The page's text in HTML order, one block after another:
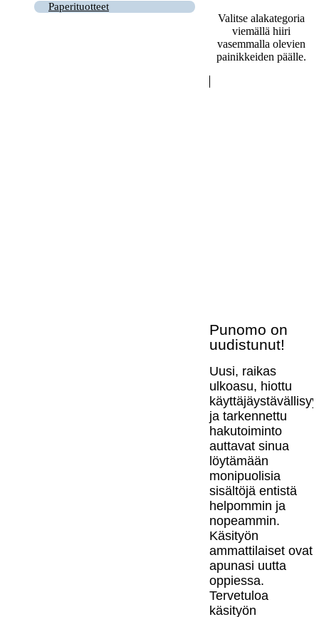
Paperituotteet
Valitse alakategoria
viemällä hiiri
vasemmalla olevien
painikkeiden päälle.
Punomo on
uudistunut!
Uusi, raikas
ulkoasu, hiottu
ja tarkennettu
hakutoiminto
auttavat sinua
löytämään
monipuolisia
sisältöjä entistä
helpommin ja
nopeammin.
Käsityön
ammattilaiset ovat
apunasi uutta
oppiessa.
Tervetuloa
käsityön